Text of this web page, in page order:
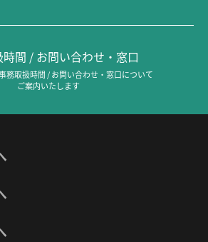
間 / お問い合わせ・窓口
務取扱時間 / お問い合わせ・窓口について
ご案内いたします